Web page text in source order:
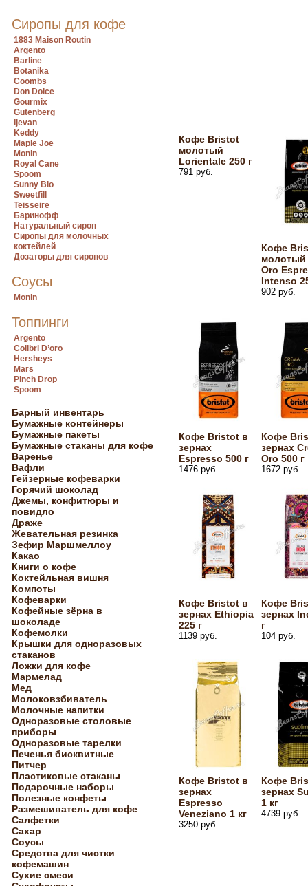
Сиропы для кофе
1883 Maison Routin
Argento
Barline
Botanika
Coombs
Don Dolce
Gourmix
Gutenberg
Ijevan
Keddy
Maple Joe
Monin
Royal Cane
Spoom
Sunny Bio
Sweetfill
Teisseire
Баринофф
Натуральный сироп
Сиропы для молочных
коктейлей
Дозаторы для сиропов
Соусы
Monin
Топпинги
Argento
Colibri D’oro
Hersheys
Mars
Pinch Drop
Spoom
Барный инвентарь
Бумажные контейнеры
Бумажные пакеты
Бумажные стаканы для кофе
Варенье
Вафли
Гейзерные кофеварки
Горячий шоколад
Джемы, конфитюры и
повидло
Драже
Жевательная резинка
Зефир Маршмеллоу
Какао
Книги о кофе
Коктейльная вишня
Компоты
Кофеварки
Кофейные зёрна в
шоколаде
Кофемолки
Крышки для одноразовых
стаканов
Ложки для кофе
Мармелад
Мед
Молоковзбиватель
Молочные напитки
Одноразовые столовые
приборы
Одноразовые тарелки
Печенья бисквитные
Питчер
Пластиковые стаканы
Подарочные наборы
Полезные конфеты
Размешиватель для кофе
Салфетки
Сахар
Соусы
Средства для чистки
кофемашин
Сухие смеси
Кофе Bristot
молотый
Lorientale 250 г
791 руб.
Кофе
молотый
Oro
Intenso
902 руб.
Кофе Bristot в
зернах
Espresso 500 г
1476 руб.
Кофе
зернах
Oro 500 г
1672 руб.
Кофе Bristot в
зернах Ethiopia
225 г
1139 руб.
Кофе
зернах
г
104 руб.
Кофе Bristot в
зернах
Espresso
Veneziano 1 кг
3250 руб.
Кофе
зернах
1 кг
4739 руб.